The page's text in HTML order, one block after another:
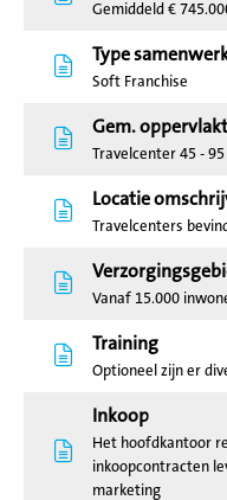
Gemiddeld €
Type
Soft Franchise
Gem.
Travelcenter 45 - 95
Locatie
Travelcenters
Vanaf 15.000
Training
Optioneel zijn er
Inkoop
Het hoofdkantoor
inkoopcontracten
marketing